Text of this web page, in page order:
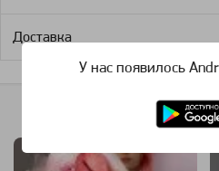
Доставка
Похожие
У нас появилось